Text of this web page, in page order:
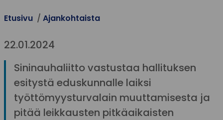
Etusivu Ajankohtaista
22.01.2024
Sininauhaliitto vastustaa hallituksen
esitystä eduskunnalle laiksi
työttömyysturvalain muuttamisesta ja
pitää leikkausten pitkäaikaisten